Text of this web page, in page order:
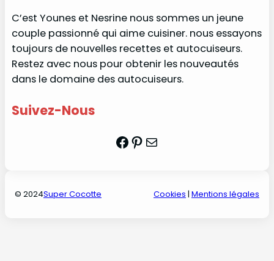
C’est Younes et Nesrine nous sommes un jeune
couple passionné qui aime cuisiner. nous essayons
toujours de nouvelles recettes et autocuiseurs.
Restez avec nous pour obtenir les nouveautés
dans le domaine des autocuiseurs.
Suivez-Nous
Facebook Pinterest Mail
© 2024Super Cocotte Cookies | Mentions légales